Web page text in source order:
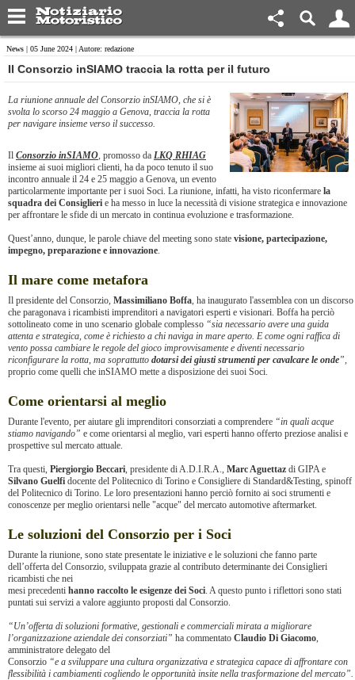
News | 05 June 2024 | Autore: redazione
​Il Consorzio inSIAMO traccia la rotta per il futuro
La riunione annuale del Consorzio inSIAMO, che si è
svolta lo scorso 24 maggio a Genova, traccia la rotta
per navigare insieme verso il successo.
Il Consorzio inSIAMO, promosso da LKQ RHIAG
insieme ai suoi migliori clienti, ha da poco tenuto il suo
incontro annuale il 24 e 25 maggio a Genova, un evento
particolarmente importante per i suoi Soci. La riunione, infatti, ha visto riconfermare la
squadra dei Consiglieri e ha messo in luce la necessità di visione strategica e innovazione
per affrontare le sfide di un mercato in continua evoluzione e trasformazione.
Quest’anno, dunque, le parole chiave del meeting sono state visione, partecipazione,
impegno, preparazione e innovazione.
Il mare come metafora
Il presidente del Consorzio, Massimiliano Boffa, ha inaugurato l'assemblea con un discorso
che paragonava i ricambisti imprenditori a navigatori esperti e visionari. Boffa ha perciò
sottolineato come in uno scenario globale complesso “sia necessario avere una guida
attenta e strategica, come è richiesto a chi naviga in mare aperto. E come ogni raffica di
vento possa cambiare le regole del gioco improvvisamente e diventi necessario
riconfigurare la rotta, ma soprattutto dotarsi dei giusti strumenti per cavalcare le onde”,
proprio come quelli che inSIAMO mette a disposizione dei suoi Soci.
Come orientarsi al meglio
Durante l'evento, per aiutare gli imprenditori consorziati a comprendere “in quali acque
stiamo navigando” e come orientarsi al meglio, vari esperti hanno offerto preziose analisi e
prospettive sul mercato attuale.
Tra questi, Piergiorgio Beccari, presidente di A.D.I.R.A., Marc Aguettaz di GIPA e
Silvano Guelfi docente del Politecnico di Torino e Consigliere di Standard&Testing, spinoff
del Politecnico di Torino. Le loro presentazioni hanno perciò fornito ai soci strumenti e
conoscenze per meglio orientarsi nelle "acque" del mercato automotive aftermarket.
Le soluzioni del Consorzio per i Soci
Durante la riunione, sono state presentate le iniziative e le soluzioni che fanno parte
dell’offerta del Consorzio, sviluppata grazie al contributo determinante dei Consiglieri
ricambisti che nei
mesi precedenti hanno raccolto le esigenze dei Soci. A questo punto i riflettori sono stati
puntati sui servizi a valore aggiunto proposti dal Consorzio.
“Un’offerta di soluzioni formative, gestionali e commerciali mirata a migliorare
l’organizzazione aziendale dei consorziati” ha commentato Claudio Di Giacomo,
amministratore delegato del
Consorzio “e a sviluppare una cultura organizzativa e strategica capace di affrontare con
flessibilità i cambiamenti cogliendo le opportunità insite nella trasformazione del mercato”.